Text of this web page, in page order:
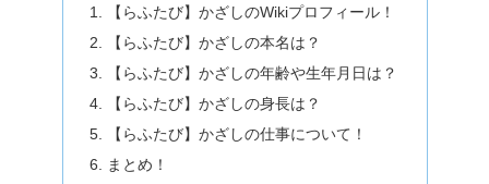
【らふたび】かざしのWikiプロフィール！
【らふたび】かざしの本名は？
【らふたび】かざしの年齢や生年月日は？
【らふたび】かざしの身長は？
【らふたび】かざしの仕事について！
まとめ！